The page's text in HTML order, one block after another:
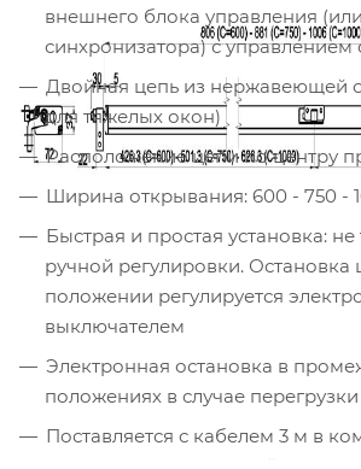
внешнего блока управления (или
синхронизатора) с управлением
Двойная цепь из нержавеющей
для тяжелых окон)
Расположение цепи по центру
Ширина открывания: 600 - 750 -
Быстрая и простая установка: не
ручной регулировки.
положении регулируется
выключателем
Электронная остановка в
положениях в случае перегрузки
Поставляется с кабелем 3 м в